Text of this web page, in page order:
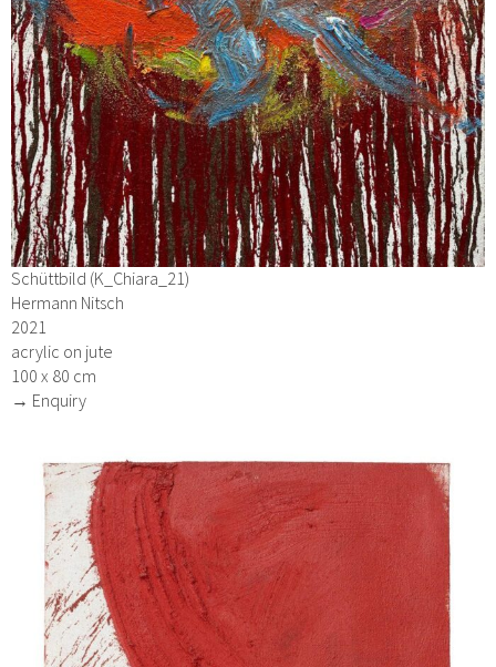
Schüttbild (K_Chiara_21)
Hermann Nitsch
2021
acrylic on jute
100 x 80 cm
→ Enquiry